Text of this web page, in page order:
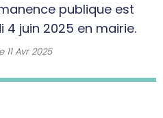
publique est
juin 2025 en mairie.
11 Avr 2025